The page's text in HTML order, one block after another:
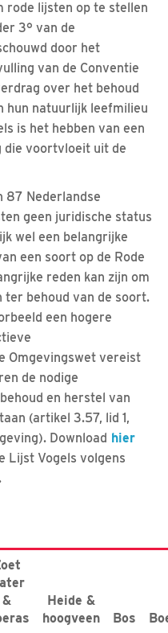
rode lijsten op te stellen
3° van de
door het
van de Conventie
over het behoud
hun natuurlijk leefmilieu
is het hebben van een
die voortvloeit uit de
87 Nederlandse
geen juridische status
wel een belangrijke
een soort op de Rode
reden kan zijn om
behoud van de soort.
een hogere
Omgevingswet vereist
de nodige
en herstel van
(artikel 3.57, lid 1,
Download hier
Lijst Vogels volgens
&
Heide &
hoogveen
Bos